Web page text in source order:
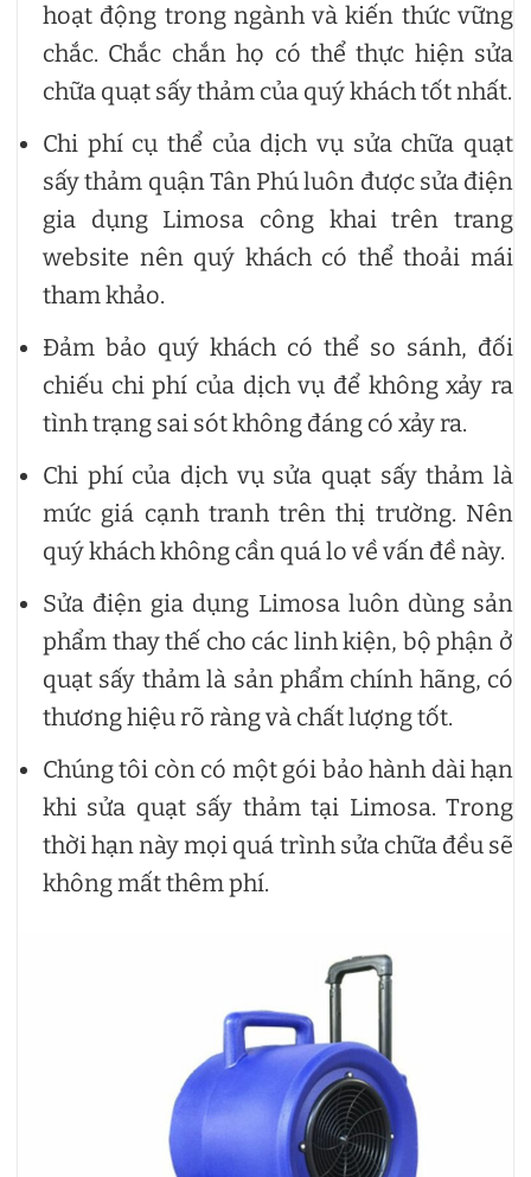
hoạt động trong ngành và kiến thức vững
chắc. Chắc chắn họ có thể thực hiện sửa
chữa quạt sấy thảm của quý khách tốt nhất.
Chi phí cụ thể của dịch vụ sửa chữa quạt
sấy thảm quận Tân Phú luôn được sửa điện
gia dụng Limosa công khai trên trang
website nên quý khách có thể thoải mái
tham khảo.
Đảm bảo quý khách có thể so sánh, đối
chiếu chi phí của dịch vụ để không xảy ra
tình trạng sai sót không đáng có xảy ra.
Chi phí của dịch vụ sửa quạt sấy thảm là
mức giá cạnh tranh trên thị trường. Nên
quý khách không cần quá lo về vấn đề này.
Sửa điện gia dụng Limosa luôn dùng sản
phẩm thay thế cho các linh kiện, bộ phận ở
quạt sấy thảm là sản phẩm chính hãng, có
thương hiệu rõ ràng và chất lượng tốt.
Chúng tôi còn có một gói bảo hành dài hạn
khi sửa quạt sấy thảm tại Limosa. Trong
thời hạn này mọi quá trình sửa chữa đều sẽ
không mất thêm phí.